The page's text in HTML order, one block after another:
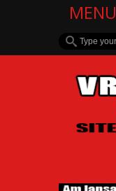
MENU